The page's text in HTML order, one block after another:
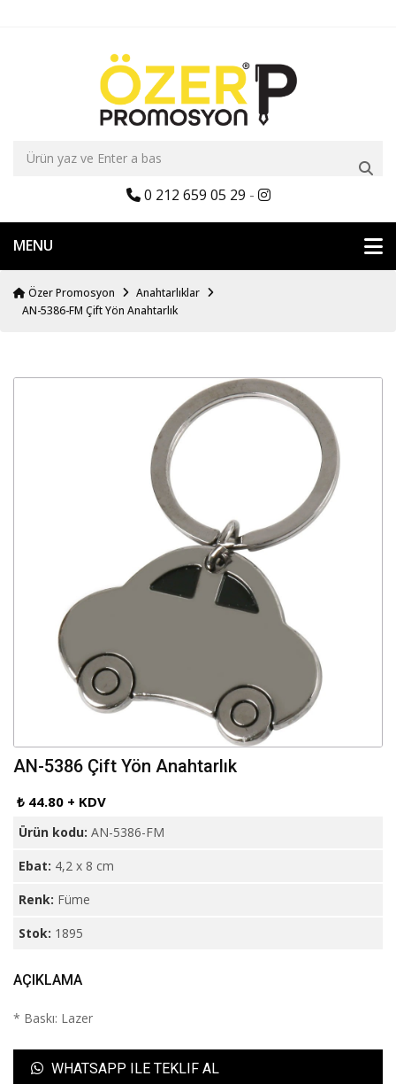
0 212 659 05 29 -
MENU
Özer Promosyon
Anahtarlıklar
AN-5386-FM Çift Yön Anahtarlık
AN-5386 Çift Yön Anahtarlık
₺ 44.80 + KDV
Ürün kodu: AN-5386-FM
Ebat: 4,2 x 8 cm
Renk: Füme
Stok: 1895
AÇIKLAMA
* Baskı: Lazer
WHATSAPP ILE TEKLIF AL